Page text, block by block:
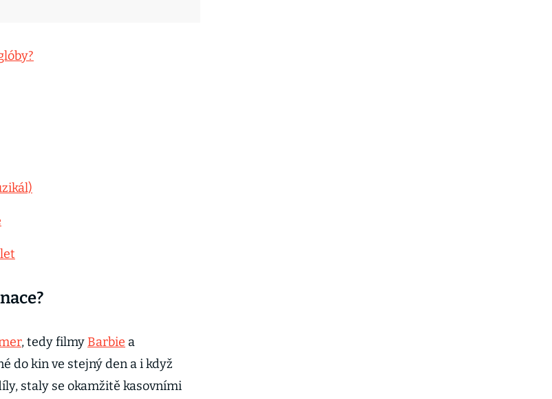
, tedy filmy Barbie a
do kin ve stejný den a i když
staly se okamžitě kasovními